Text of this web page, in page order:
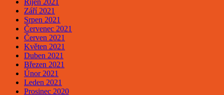
Říjen 2021
Září 2021
Srpen 2021
Červenec 2021
Červen 2021
Květen 2021
Duben 2021
Březen 2021
Únor 2021
Leden 2021
Prosinec 2020